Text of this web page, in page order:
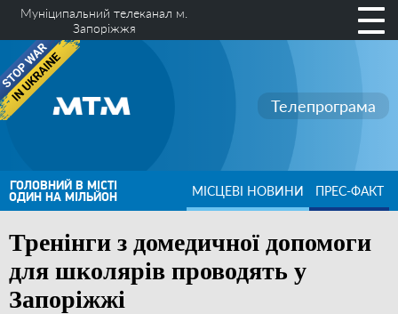
Муніципальний телеканал м.
Запоріжжя
Телепрограма
ГОЛОВНИЙ В МІСТІ
ОДИН НА МІЛЬЙОН МІСЦЕВІ НОВИНИ ПРЕС-ФАКТ
Тренінги з домедичної допомоги
для школярів проводять у
Запоріжжі